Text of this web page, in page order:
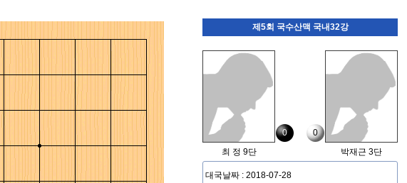
제5회 국수산맥 국내32강
0
0
최 정 9단
박재근 3단
대국날짜 : 2018-07-28